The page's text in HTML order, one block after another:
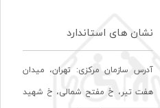
نشان های استاندارد
آدرس سازمان مرکزی: تهران، ميدان
هفت تير، خ مفتح شمالی، خ شهيد